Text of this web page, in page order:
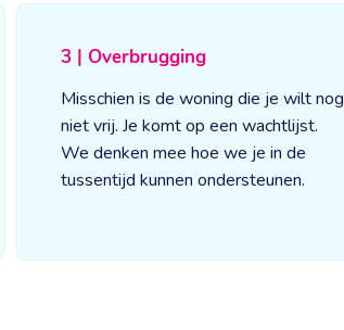
3 | Overbrugging
Misschien is de woning die je wilt nog
niet vrij. Je komt op een wachtlijst.
We denken mee hoe we je in de
tussentijd kunnen ondersteunen.